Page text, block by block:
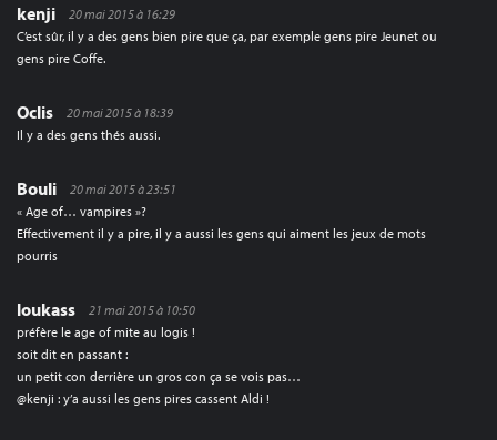
kenji
20 mai 2015 à 16:29
C’est sûr, il y a des gens bien pire que ça, par exemple gens pire Jeunet ou
gens pire Coffe.
Oclis
20 mai 2015 à 18:39
Il y a des gens thés aussi.
Bouli
20 mai 2015 à 23:51
« Age of… vampires »?
Effectivement il y a pire, il y a aussi les gens qui aiment les jeux de mots
pourris
loukass
21 mai 2015 à 10:50
préfère le age of mite au logis !
soit dit en passant :
un petit con derrière un gros con ça se vois pas…
@kenji : y’a aussi les gens pires cassent Aldi !